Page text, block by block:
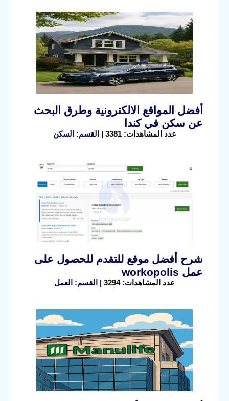
أفضل المواقع الالكترونية وطرق البحث
عن سكن في كندا
عدد المشاهدات: 3381 | القسم: السكن
شرح أفضل موقع للتقدم للحصول على
عمل workopolis
عدد المشاهدات: 3294 | القسم: العمل